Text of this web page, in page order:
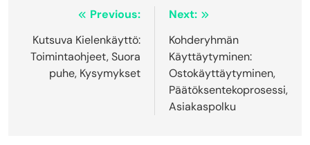
navigation
Previous:
Kutsuva Kielenkäyttö:
Toimintaohjeet, Suora
puhe, Kysymykset
Next:
Kohderyhmän
Käyttäytyminen:
Ostokäyttäytyminen,
Päätöksentekoprosessi,
Asiakaspolku